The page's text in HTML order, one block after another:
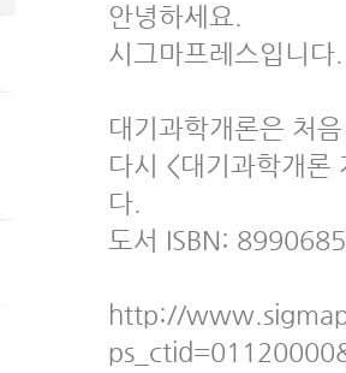
안녕하세요.
시그마프레스입니다.
대기과학개론은 처
다시 <대기과학개
다.
도서 ISBN:
http://